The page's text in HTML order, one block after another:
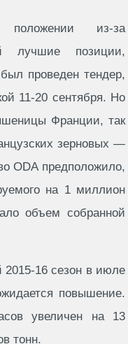
из-за
лучшие позиции,
проведен тендер,
11-20 сентября. Но
Франции, так
зерновых —
ODA предположило,
на 1 миллион
объем собранной
16 сезон в июле
повышение.
увеличен на 13
тонн.